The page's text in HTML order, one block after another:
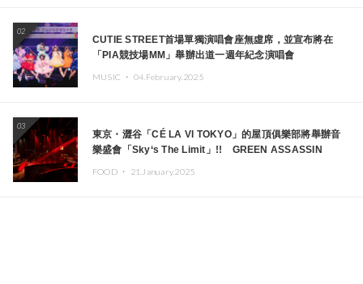
02
CUTIE STREET首場單獨演唱會座無虛席，並宣布將在
「PIA競技場MM」舉辦出道一週年紀念演唱會
MUSIC ・ 04.February.2025
03
東京・澀谷「CÉ LA VI TOKYO」的屋頂俱樂部將舉辦音
樂盛會「Sky‘s The Limit」!! GREEN ASSASSIN
FOOD ・ 21.January.2025